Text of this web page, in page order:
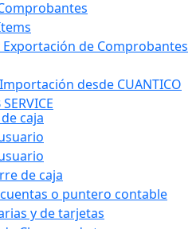
de Comprobantes
desde CUANTICO
caja
de caja
o puntero contable
y de tarjetas